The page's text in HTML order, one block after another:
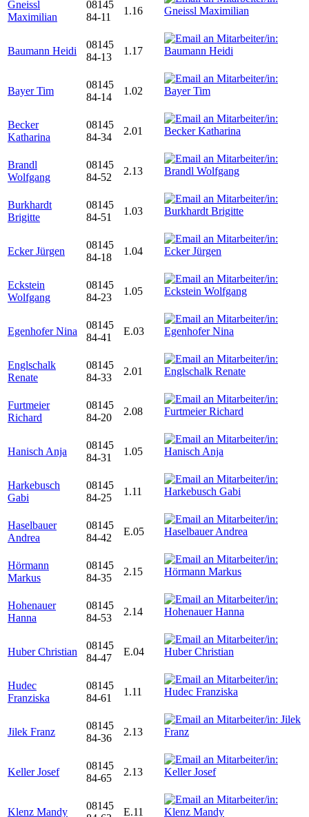
Gneissl
Maximilian
08145
84-11
1.16
Baumann Heidi
08145
84-13
1.17
Bayer Tim
08145
84-14
1.02
Becker
Katharina
08145
84-34
2.01
Brandl
Wolfgang
08145
84-52
2.13
Burkhardt
Brigitte
08145
84-51
1.03
Ecker Jürgen
08145
84-18
1.04
Eckstein
Wolfgang
08145
84-23
1.05
Egenhofer Nina
08145
84-41
E.03
Englschalk
Renate
08145
84-33
2.01
Furtmeier
Richard
08145
84-20
2.08
Hanisch Anja
08145
84-31
1.05
Harkebusch
Gabi
08145
84-25
1.11
Haselbauer
Andrea
08145
84-42
E.05
Hörmann
Markus
08145
84-35
2.15
Hohenauer
Hanna
08145
84-53
2.14
Huber Christian
08145
84-47
E.04
Hudec
Franziska
08145
84-61
1.11
Jilek Franz
08145
84-36
2.13
Keller Josef
08145
84-65
2.13
Klenz Mandy
08145
E.11